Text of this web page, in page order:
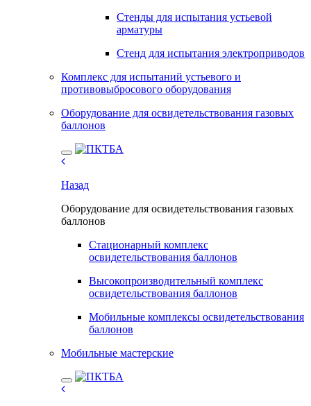
Стенды для испытания устьевой
арматуры
Стенд для испытания электроприводов
Комплекс для испытаний устьевого и
противовыбросового оборудования
Оборудование для освидетельствования газовых
баллонов
Назад
Оборудование для освидетельствования газовых
баллонов
Стационарный комплекс
освидетельствования баллонов
Высокопроизводительный комплекс
освидетельствования баллонов
Мобильные комплексы освидетельствования
баллонов
Мобильные мастерские